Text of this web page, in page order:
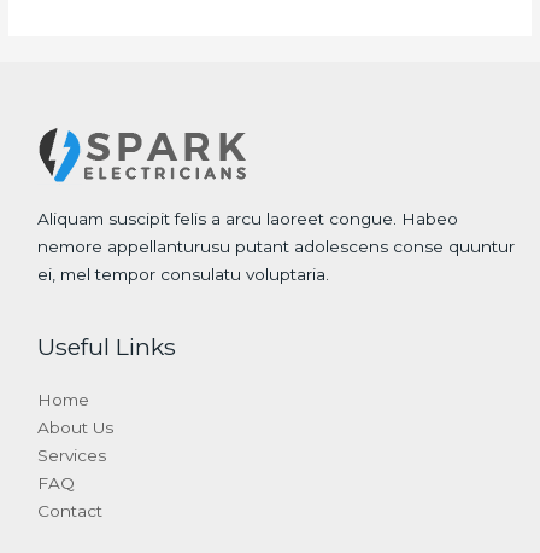
Aliquam suscipit felis a arcu laoreet congue. Habeo
nemore appellanturusu putant adolescens conse quuntur
ei, mel tempor consulatu voluptaria.
Useful Links
Home
About Us
Services
FAQ
Contact